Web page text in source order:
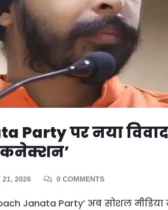
Party पर नया
कनेक्शन’
21, 2026 0 COMMENTS
Janata Party’ अब सोशल